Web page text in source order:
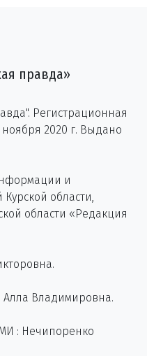
правда»
Регистрационная
2020 г. Выдано
и
области,
области «Редакция
Алла Владимировна.
: Нечипоренко